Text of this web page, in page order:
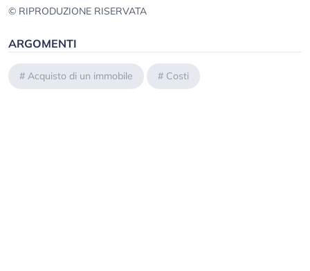
© RIPRODUZIONE RISERVATA
ARGOMENTI
# Acquisto di un immobile # Costi